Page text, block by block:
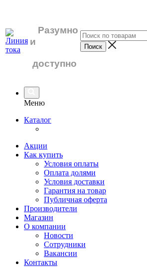
Разумно
и
доступно
Меню
Каталог
Акции
Как купить
Условия оплаты
Оплата долями
Условия доставки
Гарантия на товар
Публичная оферта
Производители
Магазин
О компании
Новости
Сотрудники
Вакансии
Контакты